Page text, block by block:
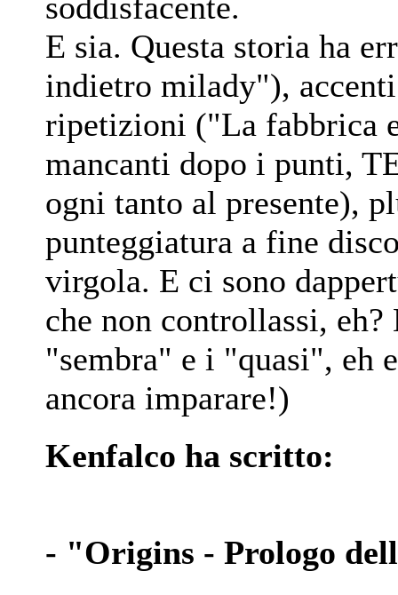
E sia. Questa storia ha
indietro milady"),
ripetizioni ("La fabbrica
mancanti dopo i punti,
ogni tanto al presente),
punteggiatura a fine
virgola. E ci sono
che non controllassi,
"sembra" e i "quasi", eh
ancora imparare!)
Kenfalco ha scritto:
- "Origins - Prologo